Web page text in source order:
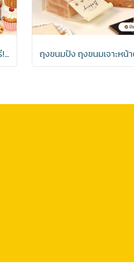
ถุงขนมปัง ถุงเบเกอรี่ แถมฟรี! ลวดปิดปากถุง มีราคาส่ง (1 แพค 50 ชิ้น)